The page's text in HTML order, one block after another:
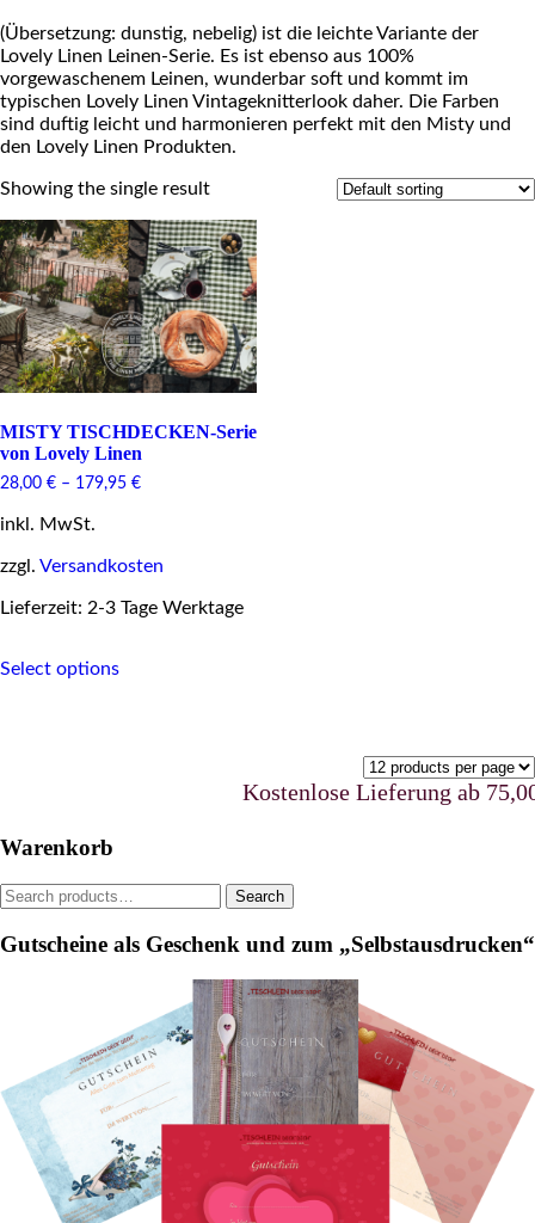
(Übersetzung: dunstig, nebelig) ist die leichte Variante der
Lovely Linen Leinen-Serie. Es ist ebenso aus 100%
vorgewaschenem Leinen, wunderbar soft und kommt im
typischen Lovely Linen Vintageknitterlook daher. Die Farben
sind duftig leicht und harmonieren perfekt mit den Misty und
den Lovely Linen Produkten.
Showing the single result
MISTY TISCHDECKEN-Serie
von Lovely Linen
28,00 € – 179,95 €
inkl. MwSt.
zzgl. Versandkosten
Lieferzeit: 2-3 Tage Werktage
Select optionsproduct
the
page
Kostenlose Lieferung ab 75,00
Warenkorb
Search
Search
Gutscheine als Geschenk und zum „Selbstausdrucken“